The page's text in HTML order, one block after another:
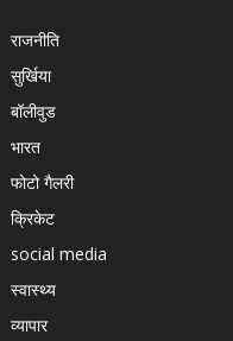
राजनीति
सुर्खिया
बॉलीवुड
भारत
फोटो गैलरी
क्रिकेट
social media
स्वास्थ्य
व्यापार